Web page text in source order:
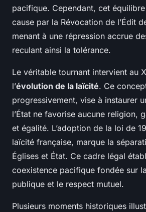
pacifique. Cependant, cet
cause par la Révocation de l’Édit
menant à une répression accrue
reculant ainsi la tolérance.
Le véritable tournant intervient au
l’évolution de la laïcité. Ce
progressivement, vise à instaurer
l’État ne favorise aucune religion,
et égalité. L’adoption de la loi de
laïcité française, marque la
Églises et État. Ce cadre légal
coexistence pacifique fondée sur
publique et le respect mutuel.
Plusieurs moments historiques